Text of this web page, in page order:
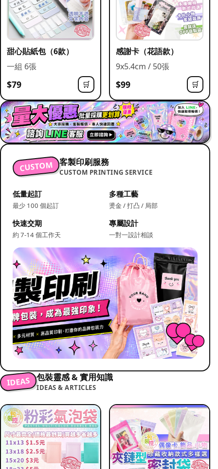
甜心貼紙包（6款）
一組 6張
$79 🛒
感謝卡（花語款）
9x5.4cm / 50張
$99 🛒
CUSTOM 客製印刷服務
CUSTOM PRINTING SERVICE
低量起訂
最少 100 個起訂
多種工藝
燙金 / 打凸 / 局部
快速交期
約 7-14 個工作天
專屬設計
一對一設計相談
IDEAS 包裝靈感 & 實用知識
IDEAS & ARTICLES